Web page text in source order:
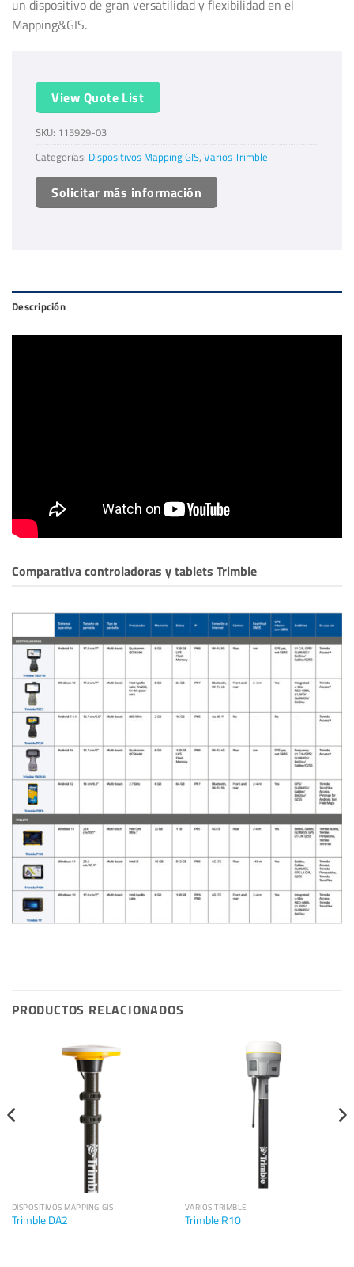
un dispositivo de gran versatilidad y flexibilidad en el
Mapping&GIS.
View Quote List
SKU: 115929-03
Categorías: Dispositivos Mapping GIS, Varios Trimble
Solicitar más información
Descripción
Comparativa controladoras y tablets Trimble
PRODUCTOS RELACIONADOS
DISPOSITIVOS MAPPING GIS
Trimble DA2
VARIOS TRIMBLE
Trimble R10